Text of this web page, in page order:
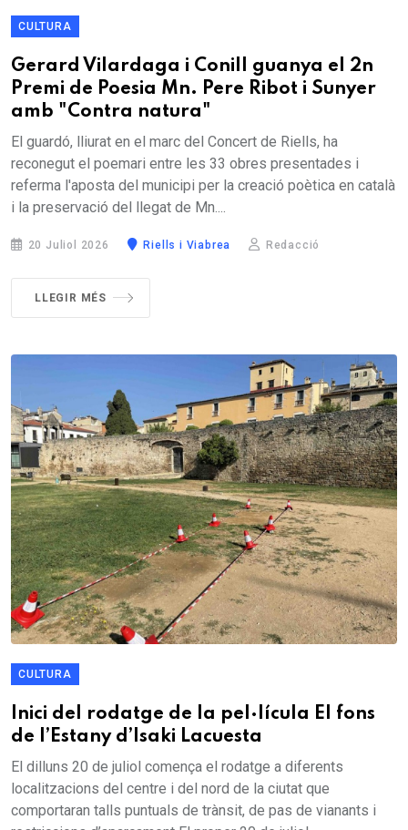
CULTURA
Gerard Vilardaga i Conill guanya el 2n
Premi de Poesia Mn. Pere Ribot i Sunyer
amb "Contra natura"
El guardó, lliurat en el marc del Concert de Riells, ha
reconegut el poemari entre les 33 obres presentades i
referma l'aposta del municipi per la creació poètica en català
i la preservació del llegat de Mn....
20 Juliol 2026 Riells i Viabrea Redacció
LLEGIR MÉS
CULTURA
Inici del rodatge de la pel·lícula El fons
de l’Estany d’Isaki Lacuesta
El dilluns 20 de juliol comença el rodatge a diferents
localitzacions del centre i del nord de la ciutat que
comportaran talls puntuals de trànsit, de pas de vianants i